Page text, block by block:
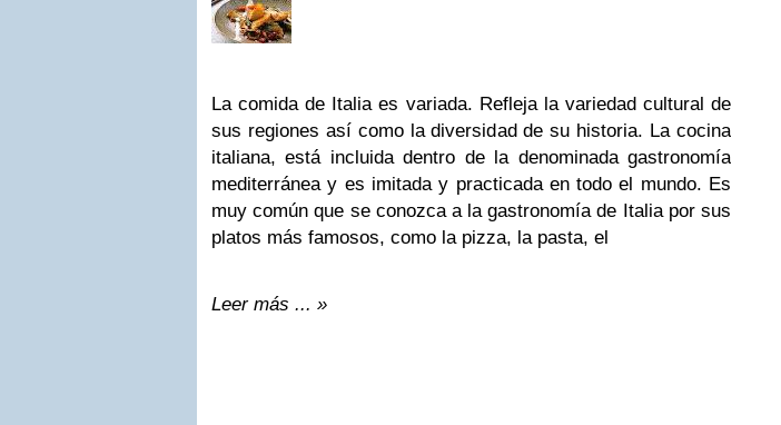
La comida de Italia es variada. Refleja la variedad cultural de
sus regiones así como la diversidad de su historia. La cocina
italiana, está incluida dentro de la denominada gastronomía
mediterránea y es imitada y practicada en todo el mundo. Es
muy común que se conozca a la gastronomía de Italia por sus
platos más famosos, como la pizza, la pasta, el
Leer más ... »